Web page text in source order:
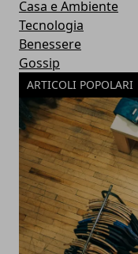
Casa e Ambiente
Tecnologia
Benessere
Gossip
ARTICOLI POPOLARI